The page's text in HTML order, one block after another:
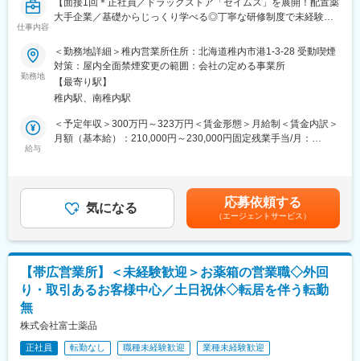
れてありがとう。」など、「ありがとう」という言葉が一番のや
りがいです。
変更の範囲：会社の定める業務
を身につけます。
・入社2週間～1カ月 ： 先輩社員に同行し、仕事の流れを学びま
キルを習得します。
・入社1カ月以降 ： 慣れてきたら独り立ち。既存のお客様をメイ
ンに訪問します。
★困ったら先輩社員に相談しやすい雰囲気です！
＜専門資格を取得できる＞
・入社後は、医薬品販売の専門知識を身につけるために、登録販
・資格取得後は、資格手当として給与にも反映されます。
・残業20h以内
・スケジュールに合わせて直行直帰可
・転居を伴う転勤はありません
・最近、健康のことで困っていることがないかなど、親身にお話
を聞くことで、お客様と信頼関係を築き、お客様の健康管理に貢
献することができます。
仕事内容
大手企業／基礎からじっくり学べる◎丁寧な研修制度で未経験の
■職務内容：
担当エリアのお客様（個人宅や企業）へ訪問し、配置薬（お薬
箱）や健康食品の提案をお任せします。
※既に、取引のあるお客様先を訪問するスタイルです。
＜仕事の流れ＞
配置薬や健康食品、サプリメントの使用頻度に合わせて、1～6ヵ
へ訪問をします。
・配置薬や健康食品の期限管理
・健康相談、新商品・サービスのご提案 など
※一部、新たに配置薬を置いていただくお客様への訪問がありま
└配置薬は無料でおけるので、お客様も抵抗なく置いてくれる製
勤務地
＜勤務地詳細＞稚内営業所住所：北海道稚内市港1-3-28 受動喫煙
対策：屋内全面禁煙変更の範囲：会社の定める事業所
【最寄り駅】
稚内駅、南稚内駅
給与
＜予定年収＞300万円～323万円＜賃金形態＞月給制＜賃金内訳＞
月額（基本給）：210,000円～230,000円固定残業手当/月：
年収は当社規定に基づき、年齢や経験に応じて決定します。・昇
給：年1回（4月）＜モデル給与＞※入社3年目平均基本給＋各種手
当＋業績連動給→総支給月額344,141円※業績連動給：月の予算達
成や売り上げに対して支払われます賃金はあくまでも目安の金額
であり、選考を通じて上下する可能性があります。月給(月額)は固
定手当を含めた表記です。
気になる 応募依頼する
（エージェントサービス）
【帯広営業所】＜未経験歓迎＞お薬箱の営業職◇外回
り・取引あるお客様中心／土日祝休◇転居を伴う転勤
無
株式会社富士薬品
正社員 転勤なし 職種未経験歓迎 業種未経験歓迎